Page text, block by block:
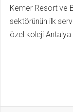
Kemer Resort ve
sektörünün ilk
özel koleji Antalya